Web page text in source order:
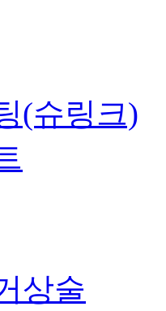
(슈링크)
상술